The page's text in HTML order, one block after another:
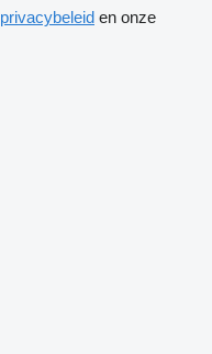
privacybeleid en onze